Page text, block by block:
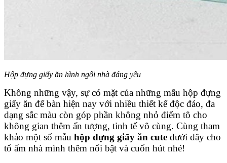
Hộp đựng giấy ăn hình ngôi nhà đáng yêu
Không những vậy, sự có mặt của những mẫu hộp đựng
giấy ăn để bàn hiện nay với nhiều thiết kế độc đáo, đa
dạng sắc màu còn góp phần không nhỏ điểm tô cho
không gian thêm ấn tượng, tinh tế vô cùng. Cùng tham
khảo một số mẫu hộp đựng giấy ăn cute dưới đây cho
tổ ấm nhà mình thêm nổi bật và cuốn hút nhé!